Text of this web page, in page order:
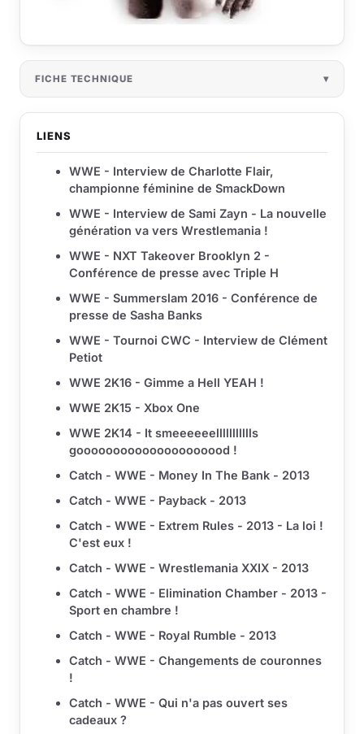
FICHE TECHNIQUE
LIENS
WWE - Interview de Charlotte Flair,
championne féminine de SmackDown
WWE - Interview de Sami Zayn - La nouvelle
génération va vers Wrestlemania !
WWE - NXT Takeover Brooklyn 2 -
Conférence de presse avec Triple H
WWE - Summerslam 2016 - Conférence de
presse de Sasha Banks
WWE - Tournoi CWC - Interview de Clément
Petiot
WWE 2K16 - Gimme a Hell YEAH !
WWE 2K15 - Xbox One
WWE 2K14 - It smeeeeeellllllllllls
gooooooooooooooooooood !
Catch - WWE - Money In The Bank - 2013
Catch - WWE - Payback - 2013
Catch - WWE - Extrem Rules - 2013 - La loi !
C'est eux !
Catch - WWE - Wrestlemania XXIX - 2013
Catch - WWE - Elimination Chamber - 2013 -
Sport en chambre !
Catch - WWE - Royal Rumble - 2013
Catch - WWE - Changements de couronnes
!
Catch - WWE - Qui n'a pas ouvert ses
cadeaux ?